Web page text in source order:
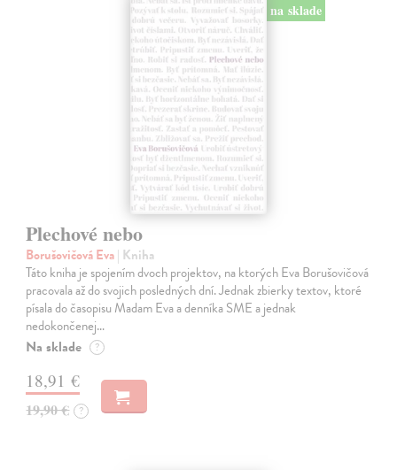
na sklade
Plechové nebo
Borušovičová Eva| Kniha
Táto kniha je spojením dvoch projektov, na ktorých Eva Borušovičová
pracovala až do svojich posledných dní. Jednak zbierky textov, ktoré
písala do časopisu Madam Eva a denníka SME a jednak
nedokončenej…
Na sklade ?
18,91 €
19,90 € ?